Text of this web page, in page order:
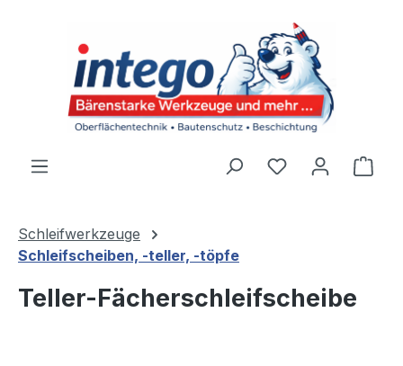
Du hast 0
Schleifwerkzeuge
Schleifscheiben, -teller, -töpfe
Teller-Fächerschleifscheibe